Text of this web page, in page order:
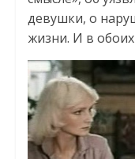
девушки, о
жизни. И в обоих